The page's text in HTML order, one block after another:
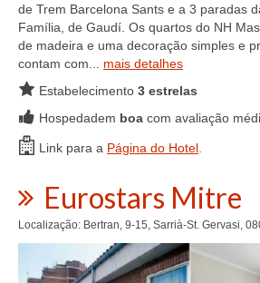
de Trem Barcelona Sants e a 3 paradas
Família, de Gaudí. Os quartos do NH
de madeira e uma decoração simples e
contam com... mais detalhes
Estabelecimento 3 estrelas
Hospedadem boa com avaliação
Link para a Página do Hotel
Eurostars Mitre
Localização: Bertran, 9-15, Sarrià-St. Gervasi,